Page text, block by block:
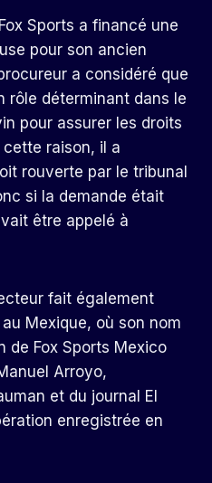
Sports a financé une
pour son ancien
a considéré que
rôle déterminant dans le
pour assurer les droits
raison, il a
rouverte par le tribunal
si la demande était
être appelé à
fait également
Mexique, où son nom
de Fox Sports Mexico
Arroyo,
et du journal El
enregistrée en